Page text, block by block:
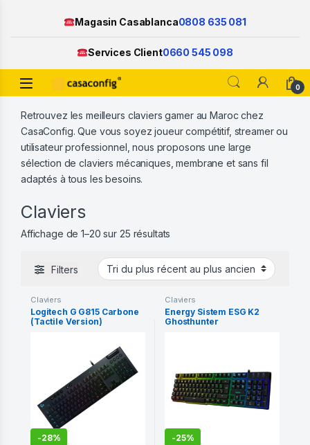
Magasin Casablanca0808 635 081
Services Client0660 545 098
Open 0
Retrouvez les meilleurs claviers gamer au Maroc chez
CasaConfig. Que vous soyez joueur compétitif, streamer ou
utilisateur professionnel, nous proposons une large
sélection de claviers mécaniques, membrane et sans fil
adaptés à tous les besoins.
Claviers
Affichage de 1–20 sur 25 résultats
Filters
Claviers
Logitech G G815 Carbone
(Tactile Version)
-28%
Claviers
Energy Sistem ESG K2
Ghosthunter
-25%